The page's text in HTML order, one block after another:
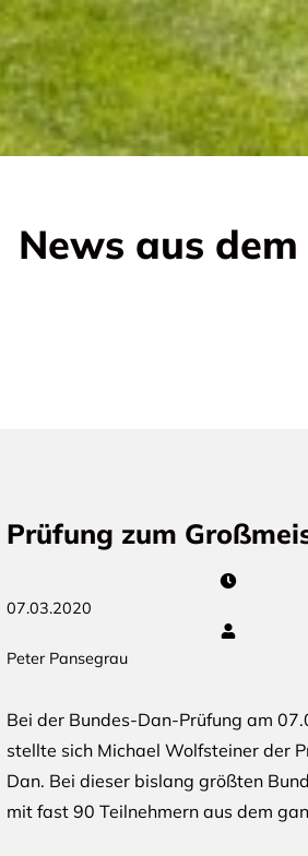
News aus
Prüfung zum
07.03.2020
Peter Pansegrau
Bei der Bundes-Dan-Prüfung am
stellte sich Michael Wolfsteiner der
Dan. Bei dieser bislang größten
mit fast 90 Teilnehmern aus dem